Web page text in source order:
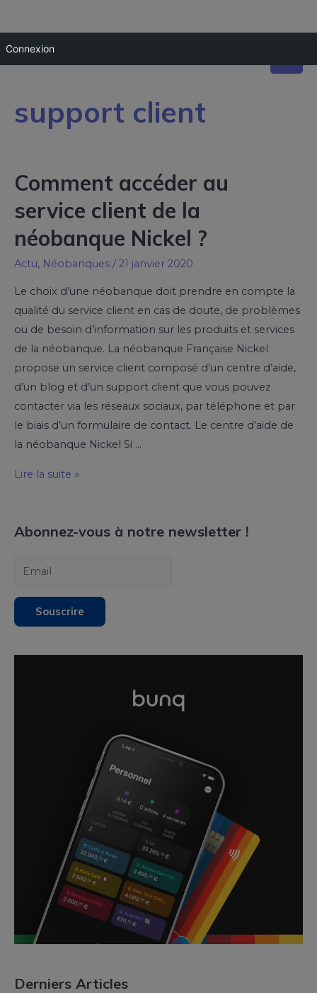
Connexion
support client
Comment accéder au
service client de la
néobanque Nickel ?
Actu, Néobanques / 21 janvier 2020
Le choix d’une néobanque doit prendre en compte la
qualité du service client en cas de doute, de problèmes
ou de besoin d’information sur les produits et services
de la néobanque. La néobanque Française Nickel
propose un service client composé d’un centre d’aide,
d’un blog et d’un support client que vous pouvez
contacter via les réseaux sociaux, par téléphone et par
le biais d’un formulaire de contact. Le centre d’aide de
la néobanque Nickel Si …
Lire la suite »
Abonnez-vous à notre newsletter !
Derniers Articles